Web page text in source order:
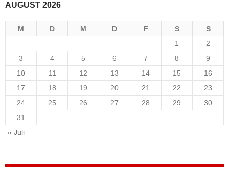
AUGUST 2026
M D M D F S
S
1
2
3
4 5 6 7 8
9
10
11 12 13 14 15
16
17
18 19 20 21 22
23
24
25 26 27 28 29
30
31
« Juli